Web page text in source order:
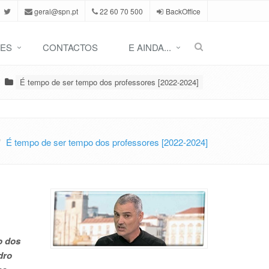
geral@spn.pt 22 60 70 500 BackOffice
CONTACTOS E AINDA...
É tempo de ser tempo dos professores [2022-2024]
É tempo de ser tempo dos professores [2022-2024]
dos